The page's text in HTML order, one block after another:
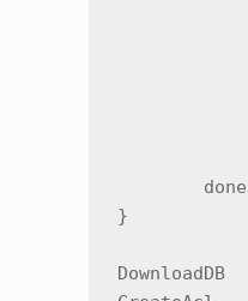
}
DownloadDB